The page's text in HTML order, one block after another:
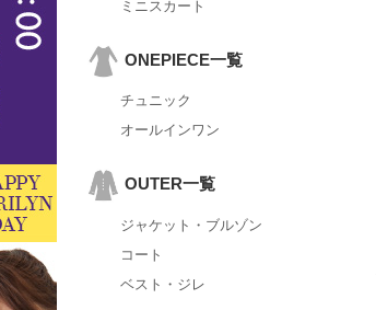
ミニスカート
ONEPIECE一覧
チュニック
オールインワン
OUTER一覧
ジャケット・ブルゾン
コート
ベスト・ジレ